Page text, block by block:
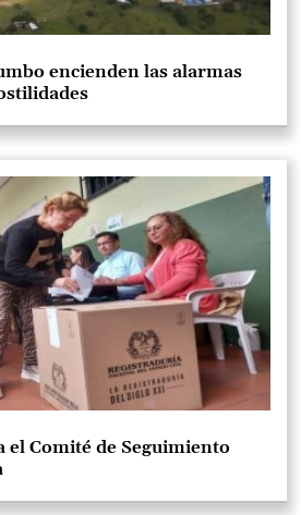
encienden las alarmas
el Comité de Seguimiento